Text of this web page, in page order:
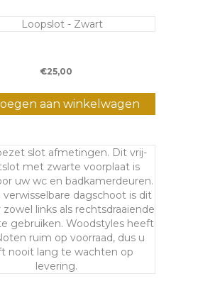
€25,00
aan winkelwagen